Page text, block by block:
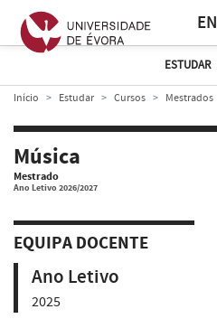
EN
ESTUDAR
Início Estudar Cursos Mestrados
Música
Mestrado
Ano Letivo 2026/2027
EQUIPA DOCENTE
Ano Letivo
2025